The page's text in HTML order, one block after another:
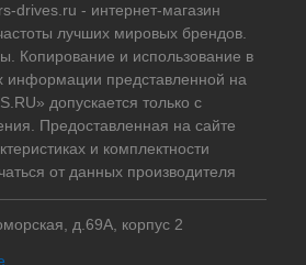
drives.ru - интернет-магазин
лучших мировых брендов.
Копирование и использование в
информации представленной на
допускается только с
Предоставленная на сайте
и комплектности
от данных производителя
д.69А, корпус 2